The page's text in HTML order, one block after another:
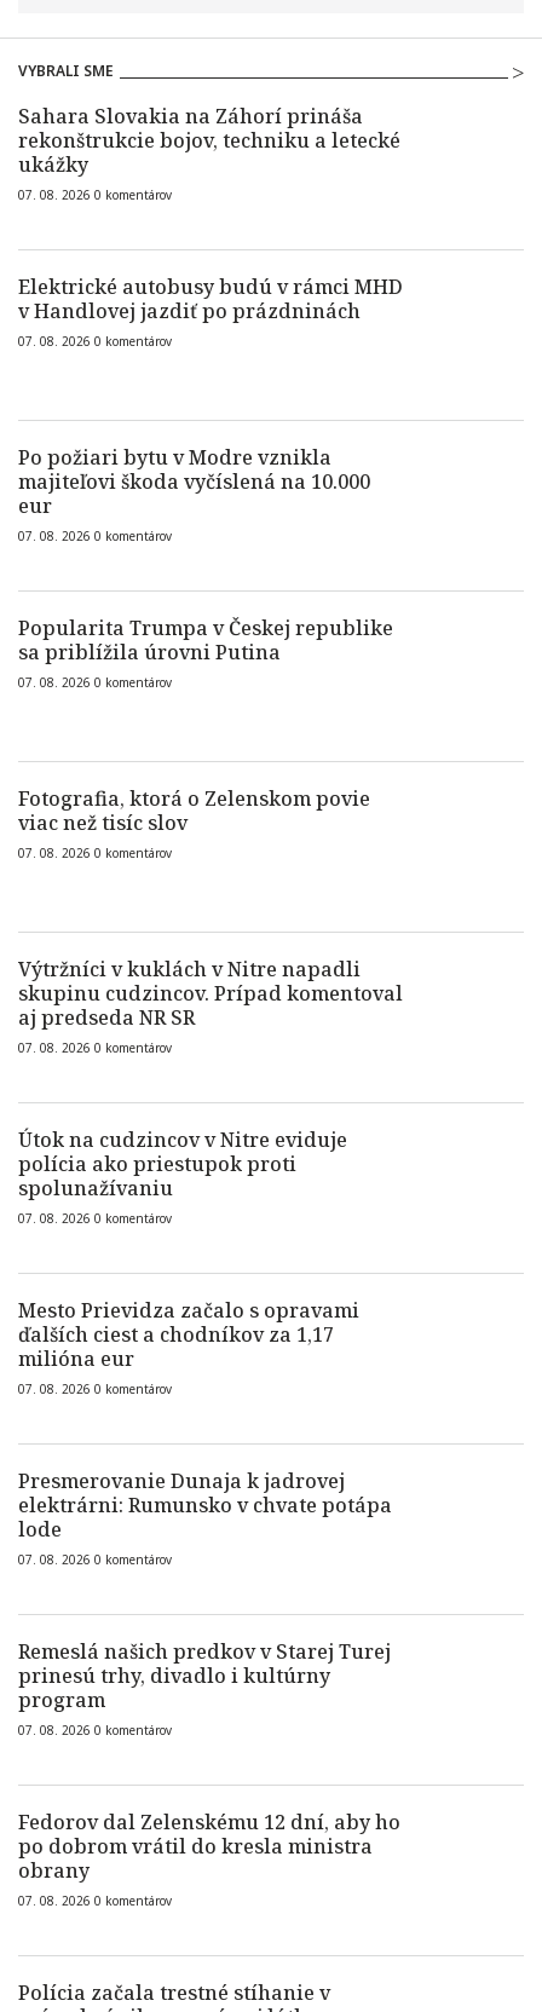
VYBRALI SME
Sahara Slovakia na Záhorí prináša
rekonštrukcie bojov, techniku a letecké
ukážky
07. 08. 2026 0 komentárov
Elektrické autobusy budú v rámci MHD
v Handlovej jazdiť po prázdninách
07. 08. 2026 0 komentárov
Po požiari bytu v Modre vznikla
majiteľovi škoda vyčíslená na 10.000
eur
07. 08. 2026 0 komentárov
Popularita Trumpa v Českej republike
sa priblížila úrovni Putina
07. 08. 2026 0 komentárov
Fotografia, ktorá o Zelenskom povie
viac než tisíc slov
07. 08. 2026 0 komentárov
Výtržníci v kuklách v Nitre napadli
skupinu cudzincov. Prípad komentoval
aj predseda NR SR
07. 08. 2026 0 komentárov
Útok na cudzincov v Nitre eviduje
polícia ako priestupok proti
spolunažívaniu
07. 08. 2026 0 komentárov
Mesto Prievidza začalo s opravami
ďalších ciest a chodníkov za 1,17
milióna eur
07. 08. 2026 0 komentárov
Presmerovanie Dunaja k jadrovej
elektrárni: Rumunsko v chvate potápa
lode
07. 08. 2026 0 komentárov
Remeslá našich predkov v Starej Turej
prinesú trhy, divadlo i kultúrny
program
07. 08. 2026 0 komentárov
Fedorov dal Zelenskému 12 dní, aby ho
po dobrom vrátil do kresla ministra
obrany
07. 08. 2026 0 komentárov
Polícia začala trestné stíhanie v